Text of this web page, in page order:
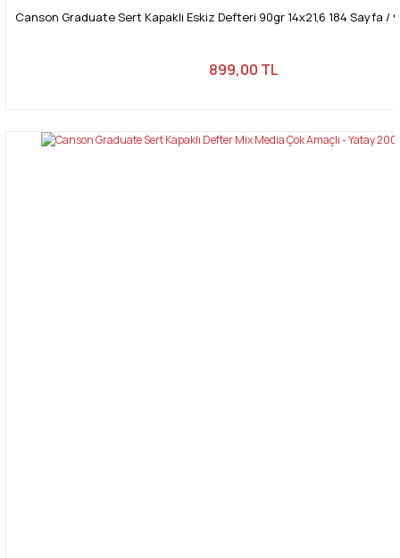
Canson Graduate Sert Kapaklı Eskiz Defteri 90gr 14x21,6 184 Sayfa /
899,00 TL